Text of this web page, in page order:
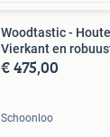
Woodtastic -
Vierkant en
€ 475,00
Schoonloo